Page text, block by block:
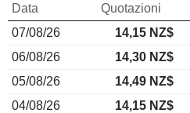
Data Quotazioni
07/08/26
14,15 NZ$
06/08/26
14,30 NZ$
05/08/26
14,49 NZ$
04/08/26
14,15 NZ$